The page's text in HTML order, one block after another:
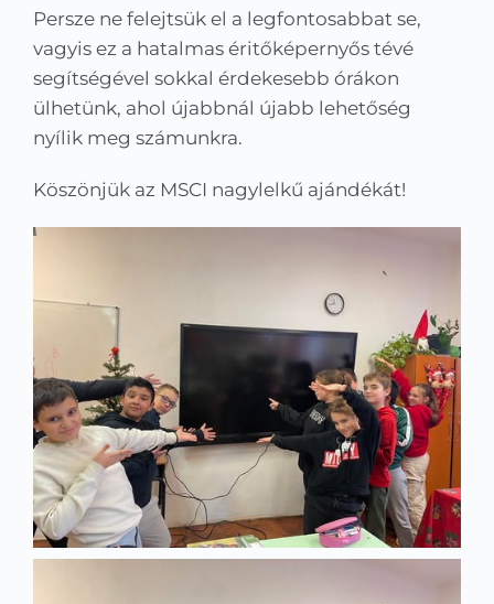
Persze ne felejtsük el a legfontosabbat se,
vagyis ez a hatalmas éritőképernyős tévé
segítségével sokkal érdekesebb órákon
ülhetünk, ahol újabbnál újabb lehetőség
nyílik meg számunkra.
Köszönjük az MSCI nagylelkű ajándékát!